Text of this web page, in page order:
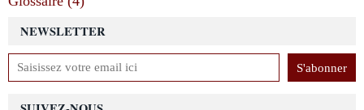
NEWSLETTER